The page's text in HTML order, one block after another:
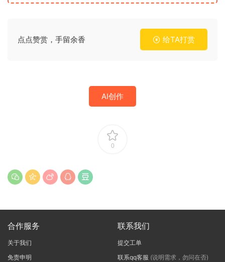
点点赞赏，手留余香 给TA打赏
AI创作
0
合作服务
关于我们
免责申明
联系我们
提交工单
联系qq客服 (说明需求，勿问在否)